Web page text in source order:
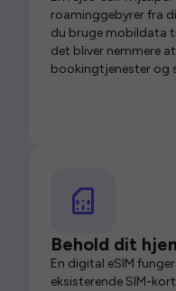
roaminggebyrer fra
du bruge mobildata
det bliver nemmere
bookingtjenester og
Behold dit
En digital eSIM
eksisterende SIM-